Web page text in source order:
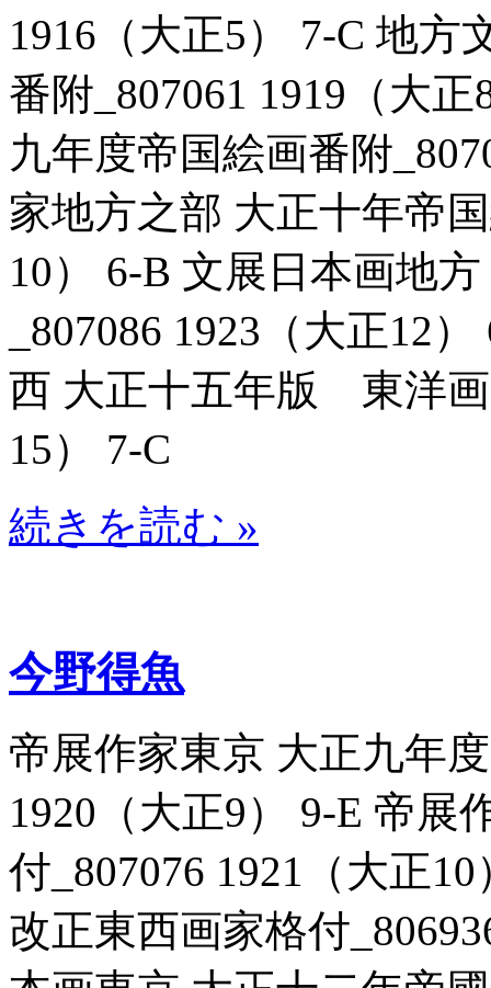
1916（大正5） 7-C 地方
番附_807061 1919（大
九年度帝国絵画番附
家地方之部 大正十年帝
10） 6-B 文展日本画地
_807086 1923（大正12
西 大正十五年版 東洋画
15） 7-C
続きを読む »
今野得魚
帝展作家東京 大正九年
1920（大正9） 9-E 帝展
付_807076 1921（大正
改正東西画家格付